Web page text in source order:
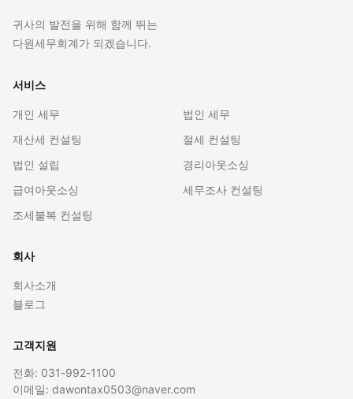
귀사의 발전을 위해 함께 뛰는
다원세무회계가 되겠습니다.
서비스
개인 세무
법인 세무
재산세 컨설팅
절세 컨설팅
법인 설립
경리아웃소싱
급여아웃소싱
세무조사 컨설팅
조세불복 컨설팅
회사
회사소개
블로그
고객지원
전화: 031-992-1100
이메일: dawontax0503@naver.com